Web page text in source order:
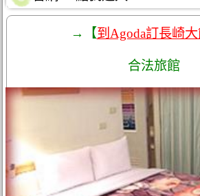
→【到Agoda訂長崎
合法旅館